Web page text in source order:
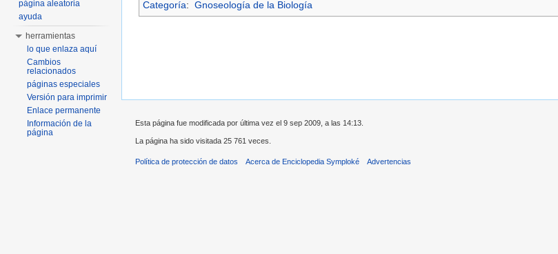
Categoría: Gnoseología de la Biología
página aleatoria
ayuda
herramientas
lo que enlaza aquí
Cambios
relacionados
páginas especiales
Versión para imprimir
Enlace permanente
Información de la
página
Esta página fue modificada por última vez el 9 sep 2009, a las 14:13.
La página ha sido visitada 25 761 veces.
Política de protección de datos Acerca de Enciclopedia Symploké Advertencias